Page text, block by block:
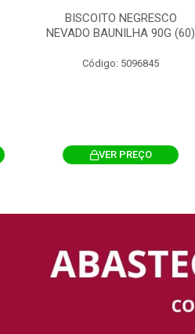
BISCOITO NEGRESCO
NEVADO BAUNILHA 90G (60)
Código: 5096845
VER PREÇO